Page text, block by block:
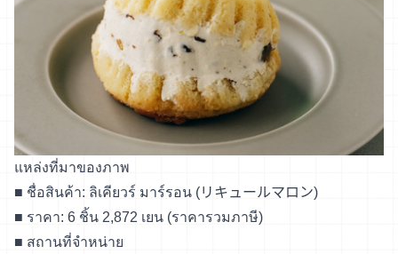
แหล่งที่มาของภาพ
■ ชื่อสินค้า: ลิเคียวร์ มาร์รอน (リキュールマロン)
■ ราคา: 6 ชิ้น 2,872 เยน (ราคารวมภาษี)
■ สถานที่จำหน่าย